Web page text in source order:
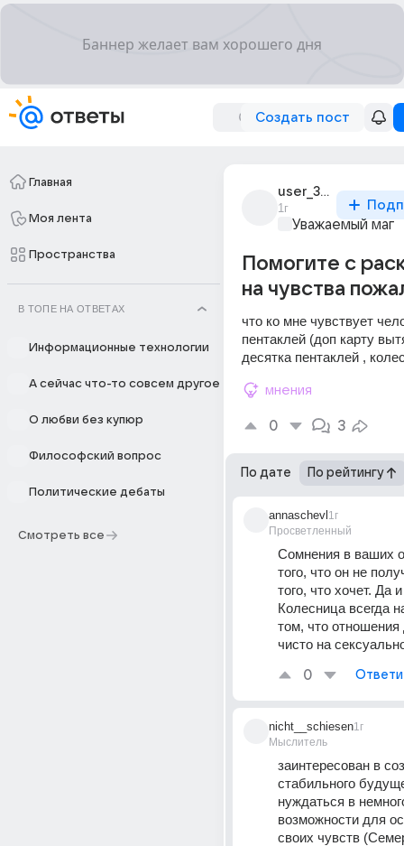
Создать пост
Главная
Моя лента
Пространства
В ТОПЕ НА ОТВЕТАХ
Информационные технологии
А сейчас что-то совсем другое
О любви без купюр
Философский вопрос
Политические дебаты
Смотреть все
user_306992575
1г
Уважаемый маг
Помогите с
на чувства
что ко мне чувствует
пентаклей (доп карту
десятка пентаклей ,
мнения
0 3
По дате По рейтингу
annaschevl
Просветленный
1г
Сомнения в ваших
того, что он не
того, что хочет. Да
Колесница всегда
том, что отношения
чисто на
0
nicht__schiesen
Мыслитель
1г
заинтересован в
стабильного
нуждаться в
возможности для
своих чувств